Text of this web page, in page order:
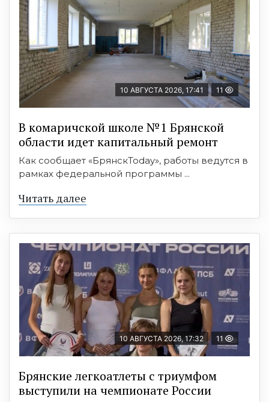
10 АВГУСТА 2026, 17:41 11
В комаричской школе №1 Брянской
области идет капитальный ремонт
Как сообщает «БрянскToday», работы ведутся в
рамках федеральной программы ...
Читать далее
10 АВГУСТА 2026, 17:32 11
Брянские легкоатлеты с триумфом
выступили на чемпионате России